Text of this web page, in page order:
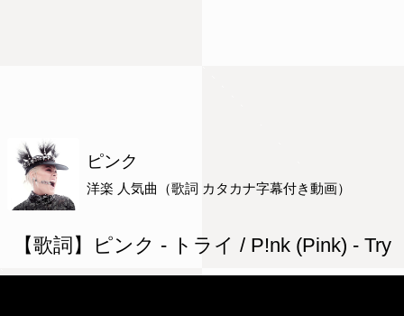
ピンク
洋楽 人気曲（歌詞 カタカナ字幕付き動画）
【歌詞】ピンク - トライ / P!nk (Pink) - Try